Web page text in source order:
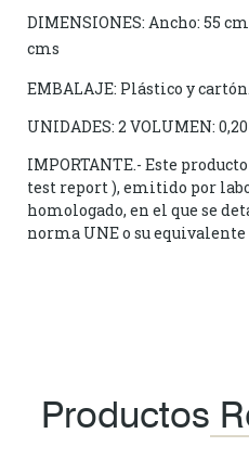
DIMENSIONES: Ancho: 55
cms
EMBALAJE: Plástico y cartón.
UNIDADES: 2 VOLUMEN:
IMPORTANTE.- Este
test report ), emitido por
homologado, en el que se
norma UNE o su
Productos